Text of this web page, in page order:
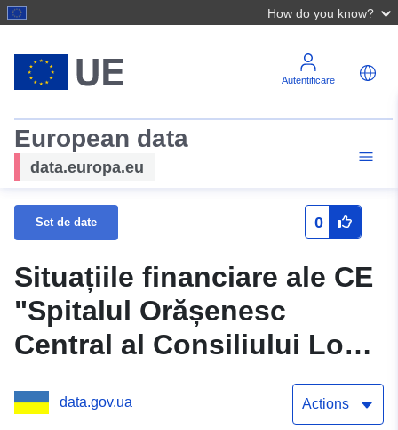
How do you know?
Autentificare
European data
data.europa.eu
Set de date 0
Situațiile financiare ale CE
"Spitalul Orășenesc
Central al Consiliului Local
Pokrovsk din regiunea
Dnipropetrovsk"
data.gov.ua Actions